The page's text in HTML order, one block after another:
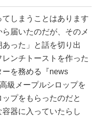
しまうことはあります
届いたのだが、そのメ
った」と話を切り出
ンチトーストを作った
を務める『news
級メープルシロップを
プをもらったのだと
器に入っていたらし